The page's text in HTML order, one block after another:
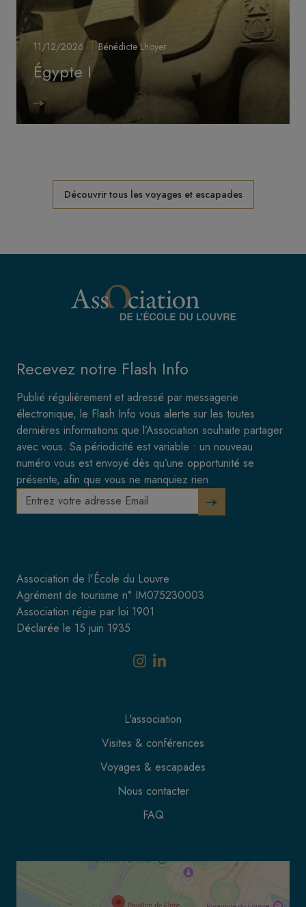
11/12/2026 Bénédicte Lhoyer
Égypte I
Découvrir tous les voyages et escapades
Recevez notre Flash Info
Publié régulièrement et adressé par messagerie
électronique, le Flash Info vous alerte sur les toutes
dernières informations que l’Association souhaite partager
avec vous. Sa périodicité est variable : un nouveau
numéro vous est envoyé dès qu’une opportunité se
présente, afin que vous ne manquiez rien.
Association de l'École du Louvre
Agrément de tourisme n° IM075230003
Association régie par loi 1901
Déclarée le 15 juin 1935
L'association
Visites & conférences
Voyages & escapades
Nous contacter
FAQ